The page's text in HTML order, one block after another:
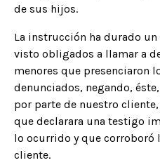
de sus hijos.
La instrucción ha durado un
visto obligados a llamar a
menores que presenciaron
denunciados, negando,
por parte de nuestro
que declarara una testigo
lo ocurrido y que corroboró
cliente.